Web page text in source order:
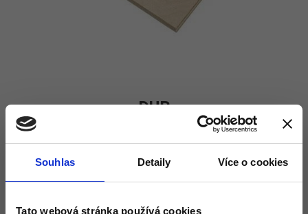
Souhlas Detaily Více o cookies
Tato webová stránka používá cookies
DUB